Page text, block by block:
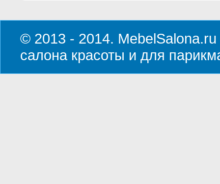
© 2013 - 2014.
салона красоты и для